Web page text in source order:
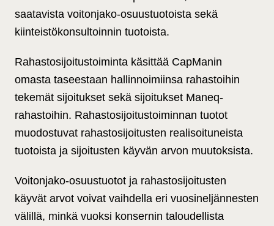
saatavista voitonjako-osuustuotoista sekä
kiinteistökonsultoinnin tuotoista.
Rahastosijoitustoiminta käsittää CapManin
omasta taseestaan hallinnoimiinsa rahastoihin
tekemät sijoitukset sekä sijoitukset Maneq-
rahastoihin. Rahastosijoitustoiminnan tuotot
muodostuvat rahastosijoitusten realisoituneista
tuotoista ja sijoitusten käyvän arvon muutoksista.
Voitonjako-osuustuotot ja rahastosijoitusten
käyvät arvot voivat vaihdella eri vuosineljännesten
välillä, minkä vuoksi konsernin taloudellista